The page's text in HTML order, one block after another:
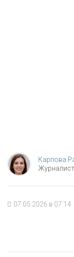
Карпова
07.05.2026 в 07:14